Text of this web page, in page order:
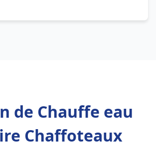
de Chauffe eau
Chaffoteaux